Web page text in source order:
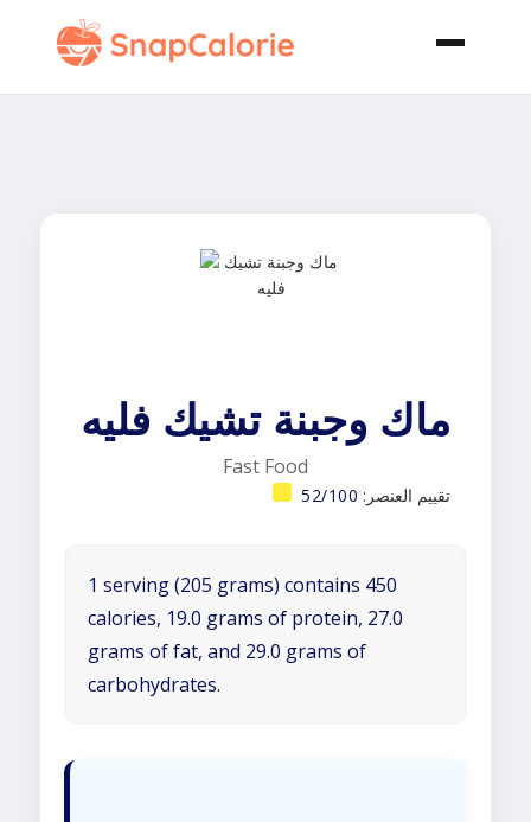
ماك وجبنة تشيك فليه
Fast Food
تقييم العنصر: 52/100
1 serving (205 grams) contains 450
calories, 19.0 grams of protein, 27.0
grams of fat, and 29.0 grams of
carbohydrates.